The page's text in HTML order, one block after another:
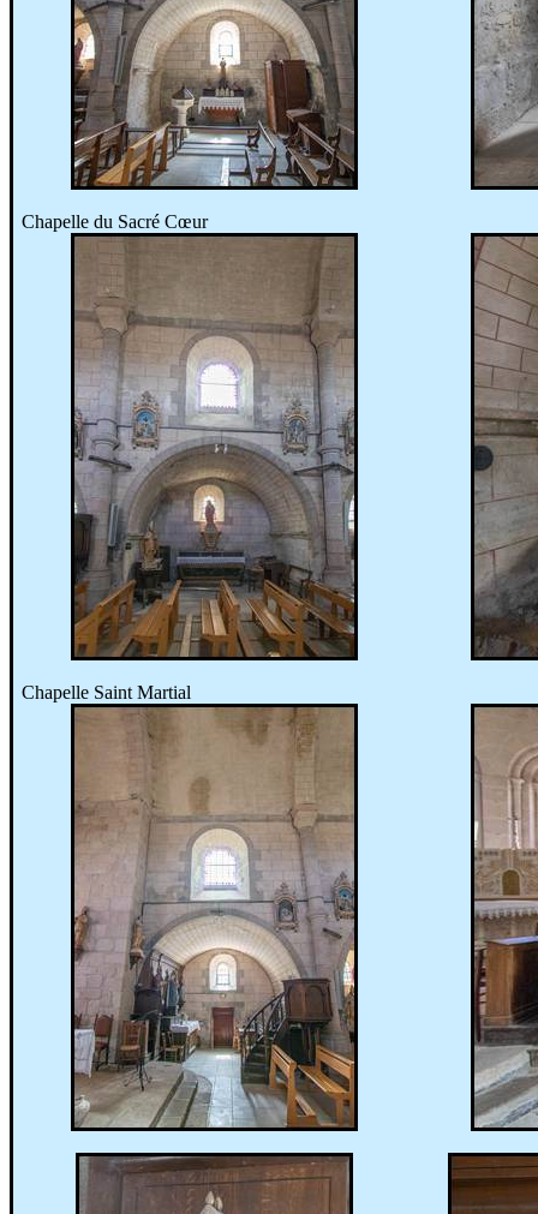
Chapelle du Sacré Cœur
Chapelle Saint Martial